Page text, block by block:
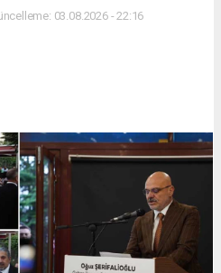
03.08.2026 - 22:16